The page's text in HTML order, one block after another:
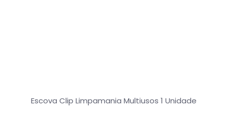
Escova Clip Limpamania Multiusos 1 Unidade